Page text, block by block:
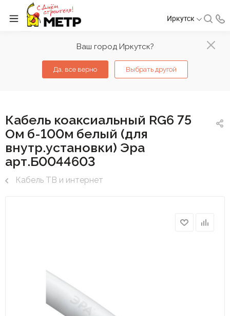
Ваш город Иркутск?
Да, все верно Выбрать другой
Иркутск
Кабель коаксиальный RG6 75
Ом б-100м белый (для
внутр.установки) Эра
арт.Б0044603
Кабель ТВ и интернет